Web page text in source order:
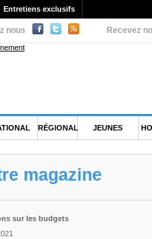
Entretiens exclusifs
nous Recevez
RÉGIONAL JEUNES
magazine
sur les budgets